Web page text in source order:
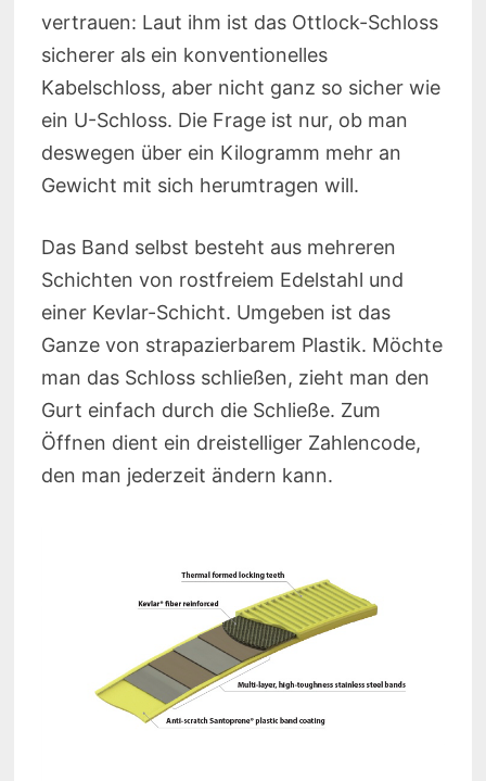
vertrauen: Laut ihm ist das Ottlock-Schloss
sicherer als ein konventionelles
Kabelschloss, aber nicht ganz so sicher wie
ein U-Schloss. Die Frage ist nur, ob man
deswegen über ein Kilogramm mehr an
Gewicht mit sich herumtragen will.
Das Band selbst besteht aus mehreren
Schichten von rostfreiem Edelstahl und
einer Kevlar-Schicht. Umgeben ist das
Ganze von strapazierbarem Plastik. Möchte
man das Schloss schließen, zieht man den
Gurt einfach durch die Schließe. Zum
Öffnen dient ein dreistelliger Zahlencode,
den man jederzeit ändern kann.